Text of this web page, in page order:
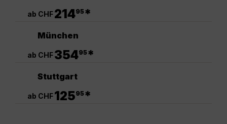
ab CHF21495*
München
ab CHF35495*
Stuttgart
ab CHF12595*